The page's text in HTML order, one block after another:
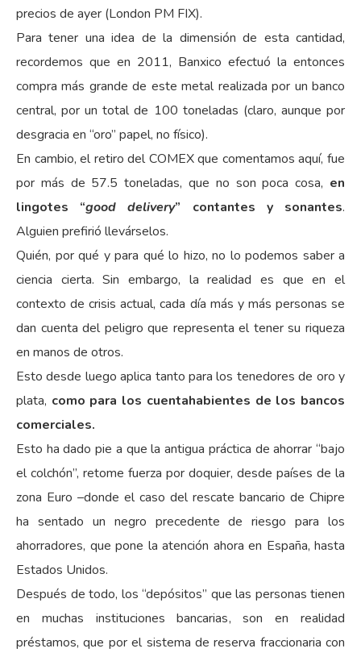
precios de ayer (London PM FIX).
Para tener una idea de la dimensión de esta cantidad,
recordemos que en 2011, Banxico efectuó la entonces
compra más grande de este metal realizada por un banco
central, por un total de 100 toneladas (claro, aunque por
desgracia en “oro” papel, no físico).
En cambio, el retiro del COMEX que comentamos aquí, fue
por más de 57.5 toneladas, que no son poca cosa, en
lingotes “good delivery” contantes y sonantes.
Alguien prefirió llevárselos.
Quién, por qué y para qué lo hizo, no lo podemos saber a
ciencia cierta. Sin embargo, la realidad es que en el
contexto de crisis actual, cada día más y más personas se
dan cuenta del peligro que representa el tener su riqueza
en manos de otros.
Esto desde luego aplica tanto para los tenedores de oro y
plata, como para los cuentahabientes de los bancos
comerciales.
Esto ha dado pie a que la antigua práctica de ahorrar “bajo
el colchón”, retome fuerza por doquier, desde países de la
zona Euro –donde el caso del rescate bancario de Chipre
ha sentado un negro precedente de riesgo para los
ahorradores, que pone la atención ahora en España, hasta
Estados Unidos.
Después de todo, los “depósitos” que las personas tienen
en muchas instituciones bancarias, son en realidad
préstamos, que por el sistema de reserva fraccionaria con